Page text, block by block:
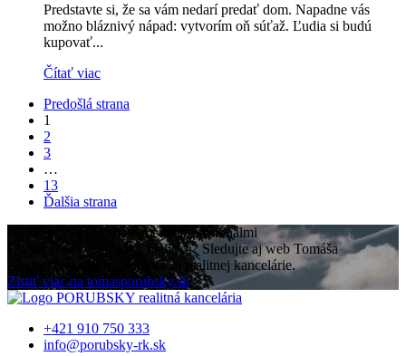
Predstavte si, že sa vám nedarí predať dom. Napadne vás
možno bláznivý nápad: vytvorím oň súťaž. Ľudia si budú
kupovať...
Čítať viac
Predošlá strana
1
2
3
…
13
Ďalšia strana
Buďte novým pojmom medzi profesionálmi
Chcete mať svet realít v malíčku? Sledujte aj web Tomáša
Porubského, zakladateľa našej realitnej kancelárie.
Zistiť viac na tomasporubsky.sk
+421 910 750 333
info@porubsky-rk.sk